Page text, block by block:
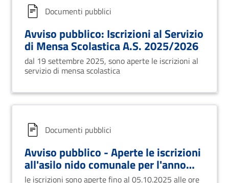
Documenti pubblici
Avviso pubblico: Iscrizioni al Servizio
di Mensa Scolastica A.S. 2025/2026​
dal 19 settembre 2025, sono aperte le iscrizioni al
servizio di mensa scolastica
Documenti pubblici
Avviso pubblico - Aperte le iscrizioni
all'asilo nido comunale per l'anno
educativo 2025-2026
le iscrizioni sono aperte fino al 05.10.2025 alle ore